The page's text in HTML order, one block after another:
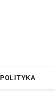
POLITYKA